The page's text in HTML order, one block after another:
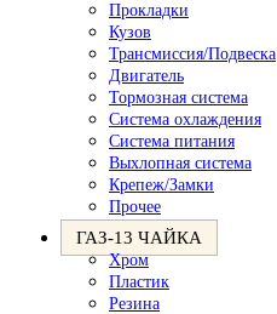
Прокладки
Кузов
Трансмиссия/Подвеска
Двигатель
Тормозная система
Система охлаждения
Система питания
Выхлопная система
Крепеж/Замки
Прочее
ГАЗ-13 ЧАЙКА
Хром
Пластик
Резина